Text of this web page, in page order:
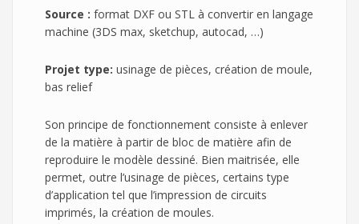
Source : format DXF ou STL à convertir en langage
machine (3DS max, sketchup, autocad, …)
Projet type: usinage de pièces, création de moule,
bas relief
Son principe de fonctionnement consiste à enlever
de la matière à partir de bloc de matière afin de
reproduire le modèle dessiné. Bien maitrisée, elle
permet, outre l’usinage de pièces, certains type
d’application tel que l’impression de circuits
imprimés, la création de moules.